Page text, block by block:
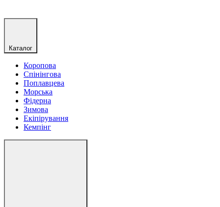
Каталог
Коропова
Спінінгова
Поплавцева
Морська
Фідерна
Зимова
Екіпірування
Кемпінг